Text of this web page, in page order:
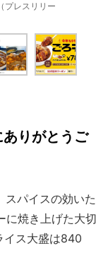
プレスリリー
ありがとうご
パイスの効いた
に焼き上げた大切
イス大盛は840